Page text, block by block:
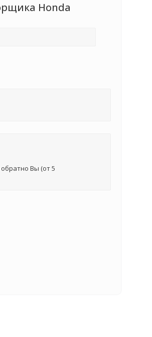
Honda
Вы (от 5